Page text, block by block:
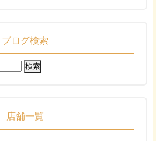
ブログ検索
店舗一覧